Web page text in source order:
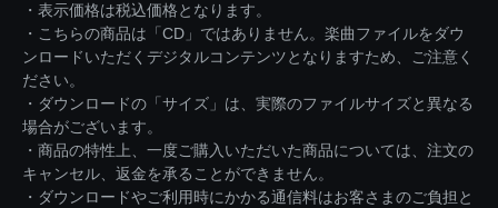
・表示価格は税込価格となります。
・こちらの商品は「CD」ではありません。楽曲ファイルをダウ
ンロードいただくデジタルコンテンツとなりますため、ご注意く
ださい。
・ダウンロードの「サイズ」は、実際のファイルサイズと異なる
場合がございます。
・商品の特性上、一度ご購入いただいた商品については、注文の
キャンセル、返金を承ることができません。
・ダウンロードやご利用時にかかる通信料はお客さまのご負担と